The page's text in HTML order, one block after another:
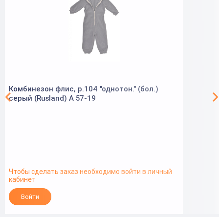
Комбинезон флис, р.104 "однотон." (бол.)
серый (Rusland) А 57-19
Чтобы сделать заказ необходимо войти в личный
кабинет
Войти